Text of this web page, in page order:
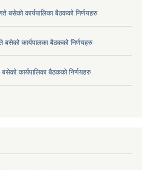
बसेको कार्यपालिका बैठकको निर्णयहरु
कार्यपालका बैठकको निर्णयहरु
कार्यपालिका बैठकको निर्णयहरु